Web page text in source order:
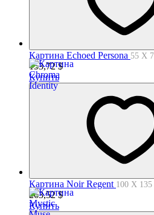
Картина Echoed Persona 55 X
153,72$
Купить
Картина Noir Regent 100 X
263,52$
Купить